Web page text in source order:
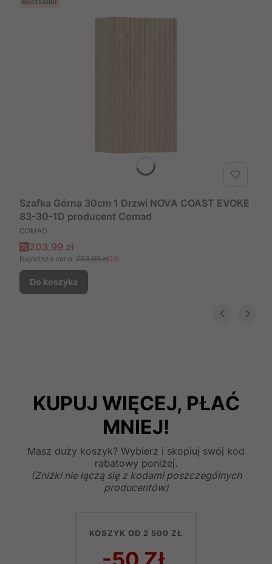
Szafka Górna 30cm 1 Drzwi NOVA COAST EVOKE
83-30-1D producent Comad
PRODUCENT
COMAD
Cena promocyjna
203,99 zł
Najniższa cena: 203,99 zł0%
Do koszyka
KUPUJ WIĘCEJ, PŁAĆ
MNIEJ!
Masz duży koszyk? Wybierz i skopiuj swój kod
rabatowy poniżej.
(Zniżki nie łączą się z kodami poszczególnych
producentów)
KOSZYK OD 2 500 ZŁ